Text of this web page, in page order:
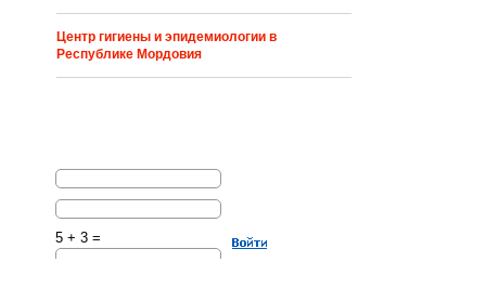
Центр гигиены и эпидемиологии в
Республике Мордовия
5 + 3 =